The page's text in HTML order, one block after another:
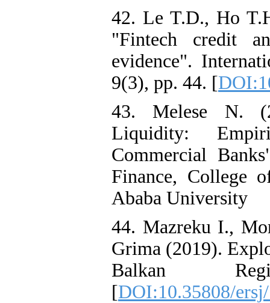
42. Le T.D., Ho
"Fintech credit
evidence".
9(3), pp. 44. [
43. Melese N.
Liquidity:
Commercial
Finance, College
Ababa University
44. Mazreku I.,
Grima (2019).
Balkan
[DOI:10.35808/